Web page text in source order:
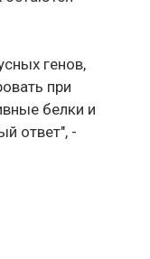
генов,
при
белки и
ответ", -